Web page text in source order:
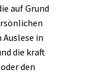
auf Grund
in
die kraft
den